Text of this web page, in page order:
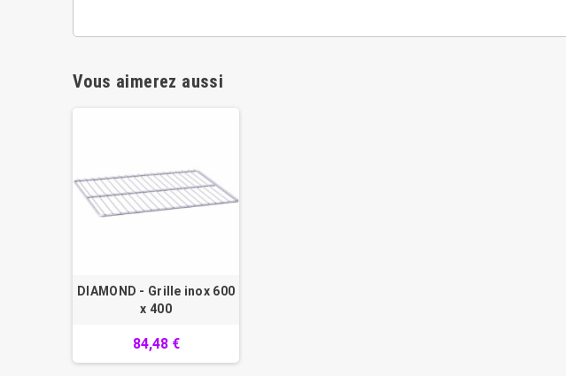
Vous aimerez aussi
DIAMOND - Grille inox 600
x 400
84,48 €